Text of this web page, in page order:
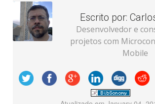
Escrito por:
Desenvolvedor e
projetos com
Mobile